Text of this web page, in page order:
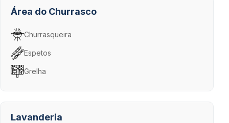
Área do Churrasco
Churrasqueira
Espetos
Grelha
Lavanderia